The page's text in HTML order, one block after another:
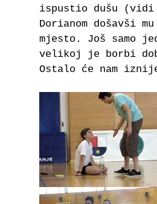
ispustio dušu
Dorianom došavši
mjesto. Još samo
velikoj je borbi
Ostalo će nam